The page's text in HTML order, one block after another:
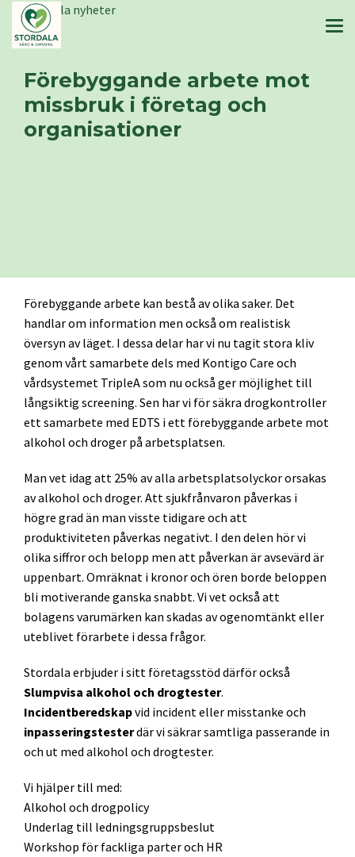
Stordala nyheter
Förebyggande arbete mot
missbruk i företag och
organisationer
Förebyggande arbete kan bestå av olika saker. Det
handlar om information men också om realistisk
översyn av läget. I dessa delar har vi nu tagit stora kliv
genom vårt samarbete dels med Kontigo Care och
vårdsystemet TripleA som nu också ger möjlighet till
långsiktig screening. Sen har vi för säkra drogkontroller
ett samarbete med EDTS i ett förebyggande arbete mot
alkohol och droger på arbetsplatsen.
Man vet idag att 25% av alla arbetsplatsolyckor orsakas
av alkohol och droger. Att sjukfrånvaron påverkas i
högre grad än man visste tidigare och att
produktiviteten påverkas negativt. I den delen hör vi
olika siffror och belopp men att påverkan är avsevärd är
uppenbart. Omräknat i kronor och ören borde beloppen
bli motiverande ganska snabbt. Vi vet också att
bolagens varumärken kan skadas av ogenomtänkt eller
uteblivet förarbete i dessa frågor.
Stordala erbjuder i sitt företagsstöd därför också
Slumpvisa alkohol och drogtester.
Incidentberedskapvid incident eller misstanke och
inpasseringstesterdär vi säkrar samtliga passerande in
och ut med alkohol och drogtester.
Vi hjälper till med:
Alkohol och drogpolicy
Underlag till ledningsgruppsbeslut
Workshop för fackliga parter och HR